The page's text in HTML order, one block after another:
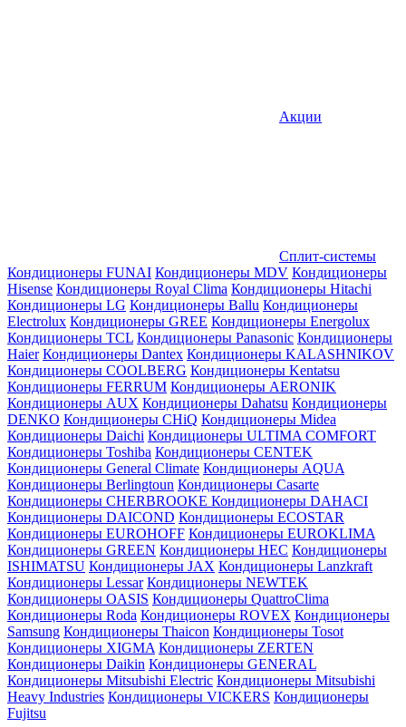
Акции
Сплит-системы
Кондиционеры FUNAI Кондиционеры MDV Кондиционеры
Hisense Кондиционеры Royal Clima Кондиционеры Hitachi
Кондиционеры LG Кондиционеры Ballu Кондиционеры
Electrolux Кондиционеры GREE Кондиционеры Energolux
Кондиционеры TCL Кондиционеры Panasonic Кондиционеры
Haier Кондиционеры Dantex Кондиционеры KALASHNIKOV
Кондиционеры СOOLBERG Кондиционеры Kentatsu
Кондиционеры FERRUM Кондиционеры AERONIK
Кондиционеры AUX Кондиционеры Dahatsu Кондиционеры
DENKO Кондиционеры CHiQ Кондиционеры Midea
Кондиционеры Daichi Кондиционеры ULTIMA COMFORT
Кондиционеры Toshiba Кондиционеры CENTEK
Кондиционеры General Climate Кондиционеры AQUA
Кондиционеры Berlingtoun Кондиционеры Casarte
Кондиционеры CHERBROOKE Кондиционеры DAHACI
Кондиционеры DAICOND Кондиционеры ECOSTAR
Кондиционеры EUROHOFF Кондиционеры EUROKLIMA
Кондиционеры GREEN Кондиционеры HEC Кондиционеры
ISHIMATSU Кондиционеры JAX Кондиционеры Lanzkraft
Кондиционеры Lessar Кондиционеры NEWTEK
Кондиционеры OASIS Кондиционеры QuattroClima
Кондиционеры Roda Кондиционеры ROVEX Кондиционеры
Samsung Кондиционеры Thaicon Кондиционеры Tosot
Кондиционеры XIGMA Кондиционеры ZERTEN
Кондиционеры Daikin Кондиционеры GENERAL
Кондиционеры Mitsubishi Electric Кондиционеры Mitsubishi
Heavy Industries Кондиционеры VICKERS Кондиционеры
Fujitsu